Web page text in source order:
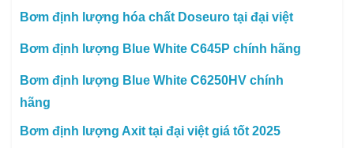
Bơm định lượng hóa chất Doseuro tại đại việt
Bơm định lượng Blue White C645P chính hãng
Bơm định lượng Blue White C6250HV chính
hãng
Bơm định lượng Axit tại đại việt giá tốt 2025